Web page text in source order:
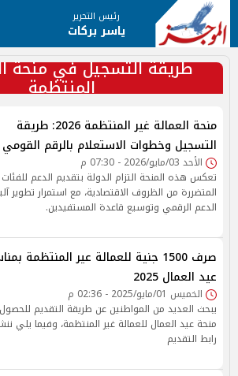
رئيس التحرير
ياسر بركات
طريقة التسجيل في منحة
المنتظمة
منحة العمالة غير المنتظمة 2026: طريقة
التسجيل وخطوات الاستعلام بالرقم القومي
الأحد 03/مايو/2026 - 07:30 م
تعكس هذه المنحة التزام الدولة بتقديم الدعم للفئات
المتضررة من الظروف الاقتصادية، مع استمرار تطوير
الدعم الرقمي وتوسيع قاعدة المستفيدين.
صرف 1500 جنية للعمالة عير المنتظمة
عيد العمال 2025
الخميس 01/مايو/2025 - 02:36 م
يبحث العديد من المواطنين عن طريقة التقديم
منحة عيد العمال للعمالة غير المنتظمة، وفيما يلي
رابط التقديم